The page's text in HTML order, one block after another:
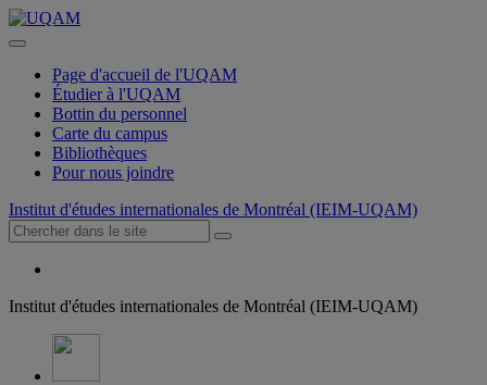
Page d'accueil de l'UQAM
Étudier à l'UQAM
Bottin du personnel
Carte du campus
Bibliothèques
Pour nous joindre
Institut d'études internationales de Montréal (IEIM-UQAM)
Institut d'études internationales de Montréal (IEIM-UQAM)